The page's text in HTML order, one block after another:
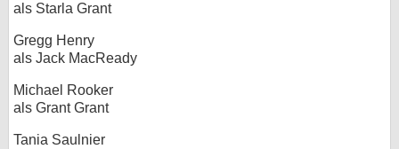
als Starla Grant
Gregg Henry
als Jack MacReady
Michael Rooker
als Grant Grant
Tania Saulnier